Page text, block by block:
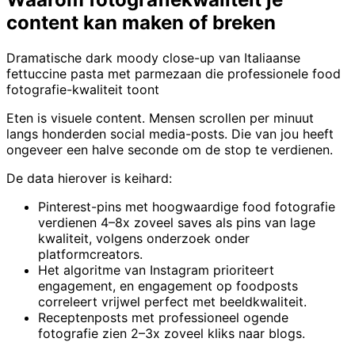
content kan maken of breken
Dramatische dark moody close-up van Italiaanse
fettuccine pasta met parmezaan die professionele food
fotografie-kwaliteit toont
Eten is visuele content. Mensen scrollen per minuut
langs honderden social media-posts. Die van jou heeft
ongeveer een halve seconde om de stop te verdienen.
De data hierover is keihard:
Pinterest-pins met hoogwaardige food fotografie
verdienen 4–8x zoveel saves als pins van lage
kwaliteit, volgens onderzoek onder
platformcreators.
Het algoritme van Instagram prioriteert
engagement, en engagement op foodposts
correleert vrijwel perfect met beeldkwaliteit.
Receptenposts met professioneel ogende
fotografie zien 2–3x zoveel kliks naar blogs.